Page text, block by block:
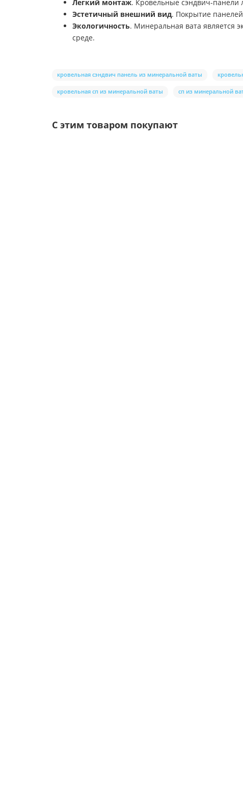
Легкий монтаж. Кровельные сэндвич-панели
Эстетичный внешний вид. Покрытие
Экологичность. Минеральная вата является
среде.
кровельная сэндвич панель из минеральной ваты
кровельная сп из минеральной ваты сп из минеральной
С этим товаром покупают